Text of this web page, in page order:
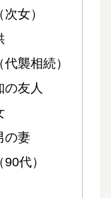
女）
代襲相続）
の友人
の妻
代）